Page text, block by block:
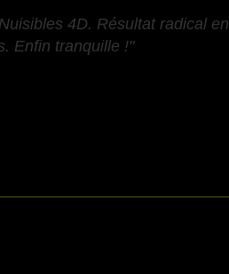
4D. Résultat radical en
Enfin tranquille !"